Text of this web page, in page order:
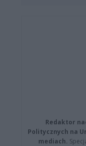
Redaktor
Politycznych na
mediach.